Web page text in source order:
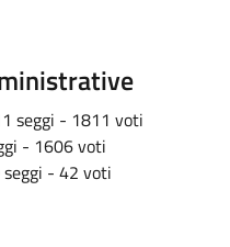
seggi - 1811 voti
- 1606 voti
seggi - 42 voti